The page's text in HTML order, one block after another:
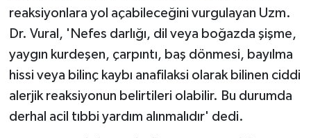
reaksiyonlara yol açabileceğini vurgulayan Uzm.
Dr. Vural, 'Nefes darlığı, dil veya boğazda şişme,
yaygın kurdeşen, çarpıntı, baş dönmesi, bayılma
hissi veya bilinç kaybı anafilaksi olarak bilinen ciddi
alerjik reaksiyonun belirtileri olabilir. Bu durumda
derhal acil tıbbi yardım alınmalıdır' dedi.